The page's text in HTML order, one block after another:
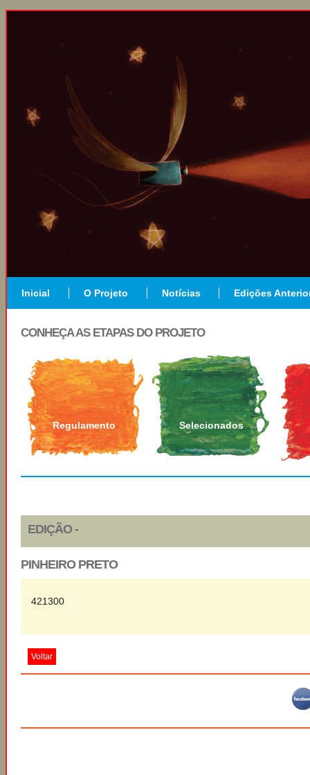
Inicial O Projeto Notícias Edições
CONHEÇA AS ETAPAS DO PROJETO
Regulamento Selecionados
EDIÇÃO -
PINHEIRO PRETO
421300
Voltar